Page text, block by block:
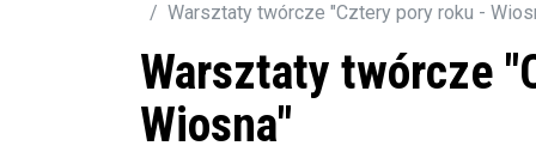
Warsztaty twórcze "Cztery pory roku -
Warsztaty twórcze
Wiosna"